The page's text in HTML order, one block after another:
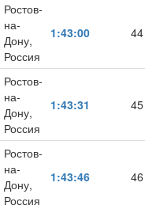
Ростов-
на-
Дону,
Россия
1:43:00 44
Ростов-
на-
Дону,
Россия
1:43:31 45
Ростов-
на-
Дону,
Россия
1:43:46 46